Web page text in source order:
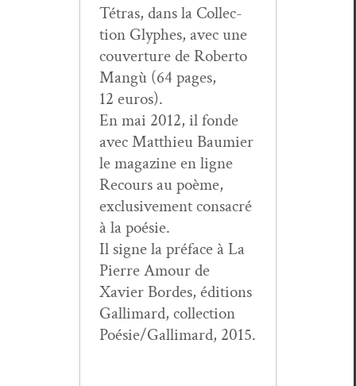
Tétras, dans la Col­lec­
tion Glyphes, avec une
cou­ver­ture de Rober­to
Mangù (64 pages,
12 euros).
En mai 2012, il fonde
avec Matthieu Bau­mi­er
le mag­a­zine en ligne
Recours au poème,
exclu­sive­ment con­sacré
à la poésie.
Il signe la pré­face à La
Pierre Amour de
Xavier Bor­des, édi­tions
Gal­li­mard, col­lec­tion
Poésie/Gallimard, 2015.